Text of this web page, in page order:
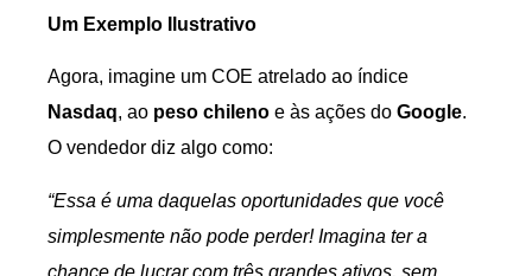
Um Exemplo Ilustrativo
Agora, imagine um COE atrelado ao índice
Nasdaq, ao peso chileno e às ações do Google.
O vendedor diz algo como:
“Essa é uma daquelas oportunidades que você
simplesmente não pode perder! Imagina ter a
chance de lucrar com três grandes ativos, sem